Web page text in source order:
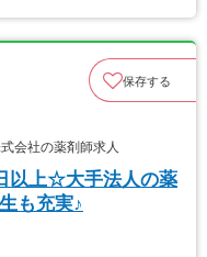
保存する
会社の薬剤師求人
以上☆大手法人の薬
も充実♪